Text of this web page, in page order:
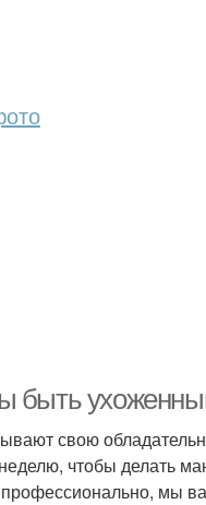
быть
свою
чтобы делать
профессионально, мы